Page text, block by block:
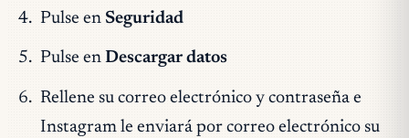
Pulse en Seguridad
Pulse en Descargar datos
Rellene su correo electrónico y contraseña e
Instagram le enviará por correo electrónico su